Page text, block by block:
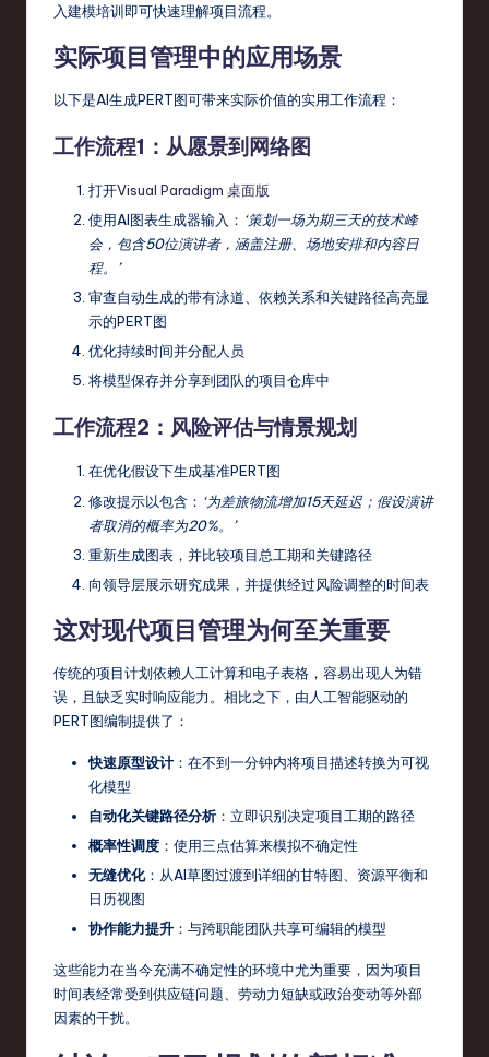
入建模培训即可快速理解项目流程。
实际项目管理中的应用场景
以下是AI生成PERT图可带来实际价值的实用工作流程：
工作流程1：从愿景到网络图
打开Visual Paradigm 桌面版
使用AI图表生成器输入： ‘策划一场为期三天的技术峰
会，包含50位演讲者，涵盖注册、场地安排和内容日
程。’
审查自动生成的带有泳道、依赖关系和关键路径高亮显
示的PERT图
优化持续时间并分配人员
将模型保存并分享到团队的项目仓库中
工作流程2：风险评估与情景规划
在优化假设下生成基准PERT图
修改提示以包含： ‘为差旅物流增加15天延迟；假设演讲
者取消的概率为20%。’
重新生成图表，并比较项目总工期和关键路径
向领导层展示研究成果，并提供经过风险调整的时间表
这对现代项目管理为何至关重要
传统的项目计划依赖人工计算和电子表格，容易出现人为错
误，且缺乏实时响应能力。相比之下，由人工智能驱动的
PERT图编制提供了：
快速原型设计：在不到一分钟内将项目描述转换为可视
化模型
自动化关键路径分析 ：立即识别决定项目工期的路径
概率性调度 ：使用三点估算来模拟不确定性
无缝优化：从AI草图过渡到详细的甘特图、资源平衡和
日历视图
协作能力提升 ：与跨职能团队共享可编辑的模型
这些能力在当今充满不确定性的环境中尤为重要，因为项目
时间表经常受到供应链问题、劳动力短缺或政治变动等外部
因素的干扰。